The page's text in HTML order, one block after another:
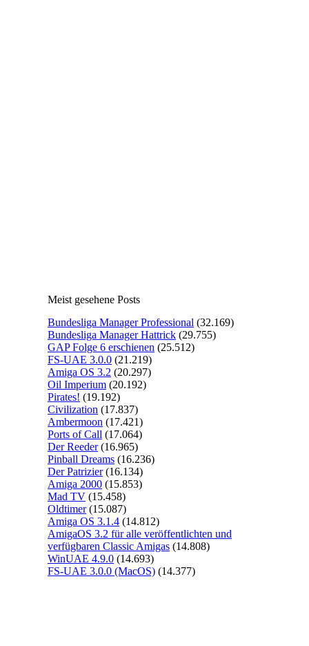
Meist gesehene Posts
Bundesliga Manager Professional (32.169)
Bundesliga Manager Hattrick (29.755)
GAP Folge 6 erschienen (25.512)
FS-UAE 3.0.0 (21.219)
Amiga OS 3.2 (20.297)
Oil Imperium (20.192)
Pirates! (19.192)
Civilization (17.837)
Ambermoon (17.421)
Ports of Call (17.064)
Der Reeder (16.965)
Pinball Dreams (16.236)
Der Patrizier (16.134)
Amiga 2000 (15.853)
Mad TV (15.458)
Oldtimer (15.087)
Amiga OS 3.1.4 (14.812)
AmigaOS 3.2 für alle veröffentlichten und
verfügbaren Classic Amigas (14.808)
WinUAE 4.9.0 (14.693)
FS-UAE 3.0.0 (MacOS) (14.377)